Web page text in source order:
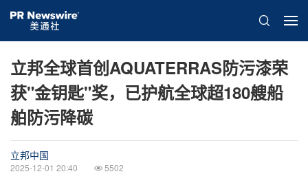
立邦全球首创AQUATERRAS防污漆荣
获"金钥匙"奖，已护航全球超180艘船
舶防污降碳
立邦中国
2025-12-01 20:40 5502